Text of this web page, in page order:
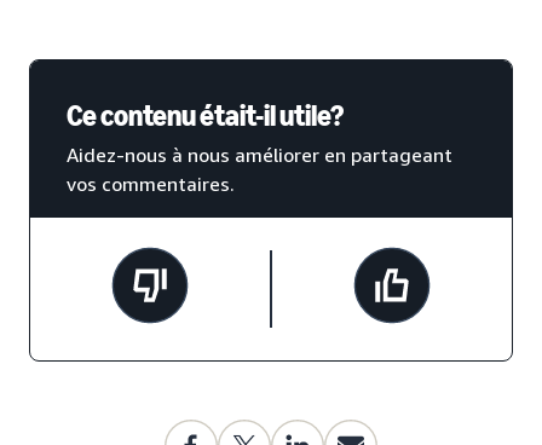
Ce contenu était-il utile?
Aidez-nous à nous améliorer en partageant
vos commentaires.